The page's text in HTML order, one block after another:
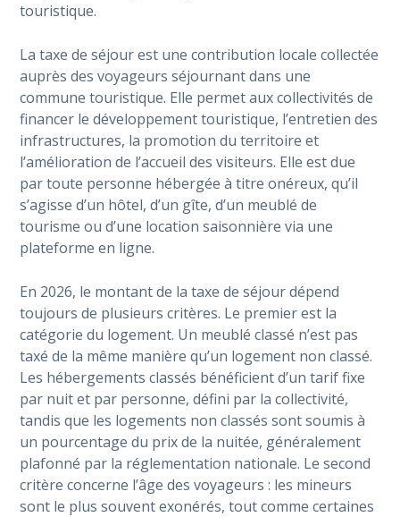
touristique.
La taxe de séjour est une contribution locale collectée
auprès des voyageurs séjournant dans une
commune touristique. Elle permet aux collectivités de
financer le développement touristique, l’entretien des
infrastructures, la promotion du territoire et
l’amélioration de l’accueil des visiteurs. Elle est due
par toute personne hébergée à titre onéreux, qu’il
s’agisse d’un hôtel, d’un gîte, d’un meublé de
tourisme ou d’une location saisonnière via une
plateforme en ligne.
En 2026, le montant de la taxe de séjour dépend
toujours de plusieurs critères. Le premier est la
catégorie du logement. Un meublé classé n’est pas
taxé de la même manière qu’un logement non classé.
Les hébergements classés bénéficient d’un tarif fixe
par nuit et par personne, défini par la collectivité,
tandis que les logements non classés sont soumis à
un pourcentage du prix de la nuitée, généralement
plafonné par la réglementation nationale. Le second
critère concerne l’âge des voyageurs : les mineurs
sont le plus souvent exonérés, tout comme certaines